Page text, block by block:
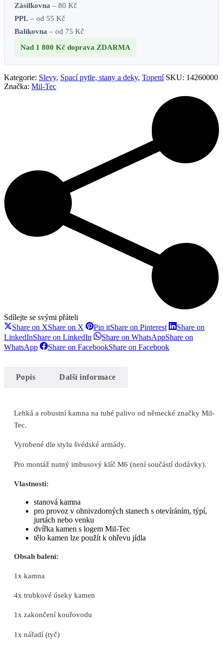
Zásilkovna – 80 Kč
PPL – od 55 Kč
Balíkovna – od 75 Kč
Nad 1 800 Kč doprava ZDARMA
Kategorie: Slevy, Spací pytle, stany a deky, Topení SKU: 14260000
Značka: Mil-Tec
Sdílejte se svými přáteli
Share on XShare on X Pin itShare on Pinterest
Share on
LinkedInShare on LinkedIn Share on WhatsAppShare on
WhatsApp
Share on FacebookShare on Facebook
Popis Další informace
Lehká a robustní kamna na tuhé palivo od německé značky Mil-
Tec.
Vyrobené dle stylu švédské armády.
Pro montáž nutný imbusový klíč M6 (není součástí dodávky).
Vlastnosti:
stanová kamna
pro provoz v ohnivzdorných stanech s otevíráním, týpí,
jurtách nebo venku
dvířka kamen s logem Mil-Tec
tělo kamen lze použít k ohřevu jídla
Obsah balení:
1x kamna
4x trubkové úseky kamen
1x zakončení kouřovodu
1x nářadí (tyč)